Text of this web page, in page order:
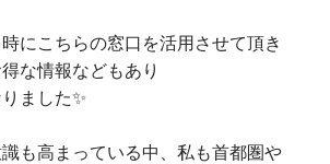
にこちらの窓口を活用させて頂き
な情報などもあり
ました✨
も高まっている中、私も首都圏や